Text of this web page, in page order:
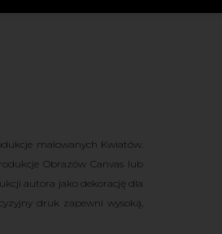
malowanych Kwiatów.
Obrazów Canvas lub
autora jako dekorację dla
druk zapewni wysoką,